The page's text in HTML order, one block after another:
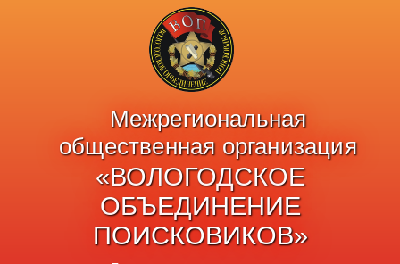
Межрегиональная
общественная организация
«ВОЛОГОДСКОЕ
ОБЪЕДИНЕНИЕ
ПОИСКОВИКОВ»